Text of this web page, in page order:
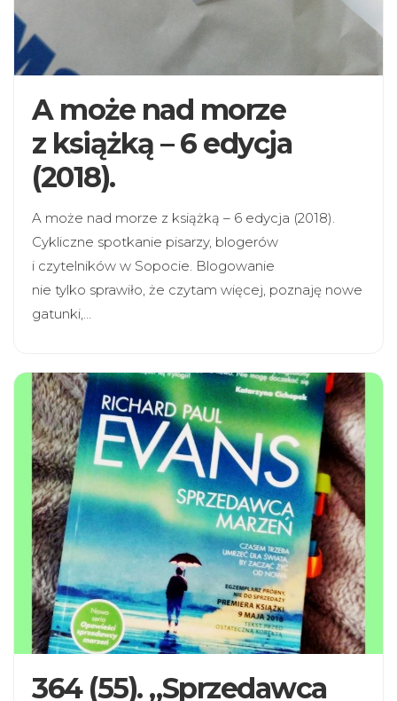
A może nad morze
z książką – 6 edycja
(2018).
A może nad morze z książką – 6 edycja (2018).
Cykliczne spotkanie pisarzy, blogerów
i czytelników w Sopocie. Blogowanie
nie tylko sprawiło, że czytam więcej, poznaję nowe
gatunki,…
364 (55). „Sprzedawca